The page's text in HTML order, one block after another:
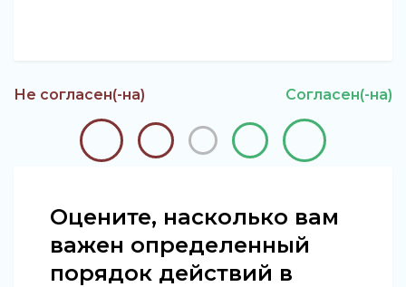
Не согласен(-на) Согласен(-на)
Оцените, насколько вам
важен определенный
порядок действий в